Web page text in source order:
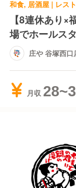
【8連休あり
場でホールス
庄や 谷塚西口
月収